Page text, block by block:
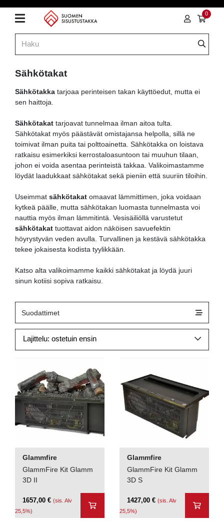
0
Sähkötakat
Sähkötakka tarjoaa perinteisen takan käyttöedut, mutta ei
sen haittoja.
Sähkötakat tarjoavat tunnelmaa ilman aitoa tulta.
Sähkötakat myös päästävät omistajansa helpolla, sillä ne
toimivat ilman puita tai polttoainetta. Sähkötakka on loistava
ratkaisu esimerkiksi kerrostaloasuntoon tai muuhun tilaan,
johon ei voida asentaa perinteistä takkaa. Valikoimastamme
löydät laadukkaat sähkötakat sekä pieniin että suuriin tiloihin.
Useimmatsähkötakat omaavat lämmittimen, joka voidaan
kytkeä päälle, mutta sähkötakan luomasta tunnelmasta voi
nauttia myös ilman lämmitintä. Vesisäiliöllä varustetut
sähkötakat tuottavat aidon näköisen savuefektin
höyrystyvän veden avulla. Turvallinen ja kestävä sähkötakka
tekee jokaisesta kodista tyylikkään.
Katso alta valikoimamme kaikki sähkötakat ja löydä juuri
sinun kotiisi sopiva ratkaisu.
Suodattimet
Glammfire
GlammFire Kit Glamm
3D II
1657,00€ (sis. Alv
25,5%)
Glammfire
GlammFire Kit Glamm
3D S
1427,00€ (sis. Alv
25,5%)